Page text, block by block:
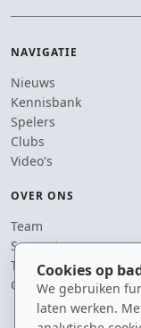
Cookies op
We gebruiken
laten werken.
NAVIGATIE
Nieuws
Kennisbank
Spelers
Clubs
Video's
OVER ONS
Team
Supporters
Tip de redactie
Contact